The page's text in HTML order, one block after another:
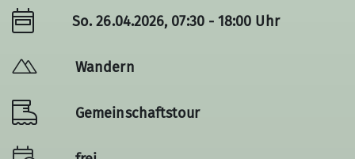
So. 26.04.2026, 07:30 - 18:00 Uhr
Wandern
Gemeinschaftstour